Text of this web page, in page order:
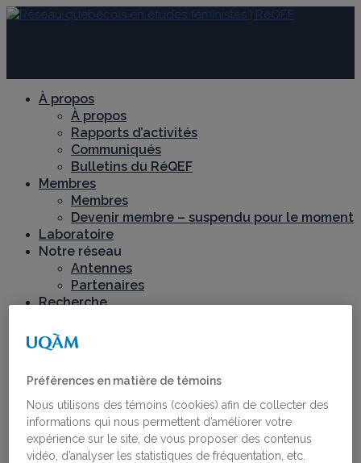
À propos
À propos
Rapports d’activités
Communiqués
Bulletins du RéQEF
Membres
Membres
Devenir membre – suspendu pour le moment
Laboratoire
Notre réseau
Antennes
Partenaires
Recherche
Chantiers de recherche
Antiféminisme
Recherche partenariale et
coconstruction des connaissances
Projets financés par le RéQEF
Concours : Appui aux projets scientifiques et
Préférences en matière de témoins
Nous utilisons des témoins (cookies) afin de collecter des
informations qui nous permettent d’améliorer votre
expérience sur le site, de vous proposer des contenus
vidéo, d’analyser les statistiques de fréquentation, etc.